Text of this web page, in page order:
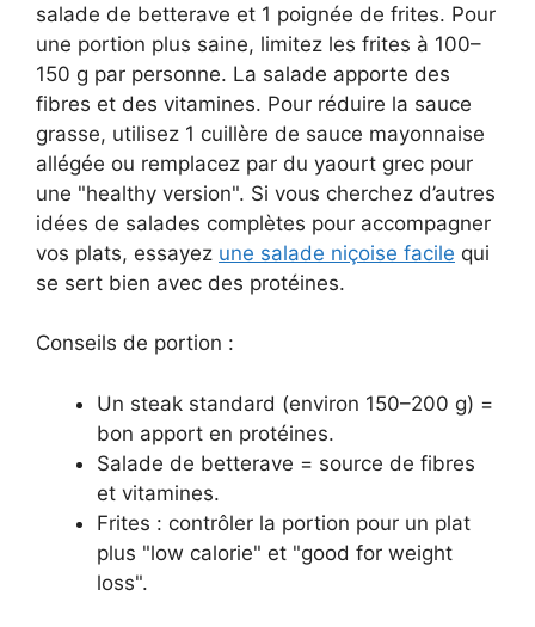
salade de betterave et 1 poignée de frites. Pour
une portion plus saine, limitez les frites à 100–
150 g par personne. La salade apporte des
fibres et des vitamines. Pour réduire la sauce
grasse, utilisez 1 cuillère de sauce mayonnaise
allégée ou remplacez par du yaourt grec pour
une "healthy version". Si vous cherchez d’autres
idées de salades complètes pour accompagner
vos plats, essayez une salade niçoise facile qui
se sert bien avec des protéines.
Conseils de portion :
Un steak standard (environ 150–200 g) =
bon apport en protéines.
Salade de betterave = source de fibres
et vitamines.
Frites : contrôler la portion pour un plat
plus "low calorie" et "good for weight
loss".